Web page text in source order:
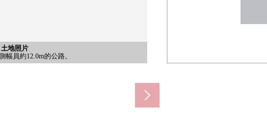
土地照片
幅員約12.0m的公路。
面道路的外觀
并且有嚴重的開放感覺。
面道路的外觀
想要的各House廠商建造。因為當有了想要的
紹吧所以請無多心而吩咐。
面道路的外觀
日之外的日期，也可以內覽預訂。
面道路的外觀
用整潔的柏油信鋪。
其他當地
并且也向家族的同伴推薦。
土地照片
的預先判斷承受資金計劃的需討論。
其他當地
對應吧。如感興趣,歡迎請隨時聯繫我們。
5丁目商店(約530m)
站itabashi(約540m)
德丸7丁目商店(約410m)
丸5丁目商店(約460m)
德丸店(約550m)
石頭公園(約150m)
5郵局(約600m)
梅小學(約450m)
第一中學(約1350m)